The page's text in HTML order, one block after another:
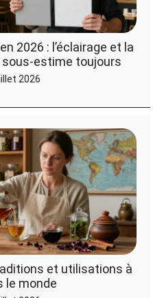
2026 : l’éclairage et la
sous-estime toujours
2026
et utilisations à
le monde